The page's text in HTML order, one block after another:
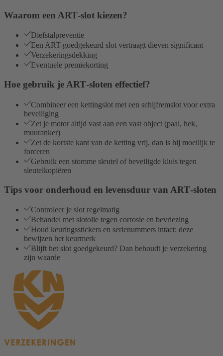
Waarom een ART‑slot kiezen?
Diefstalpreventie
Een ART-goedgekeurd slot vertraagt dieven significant
Verzekeringsdekking
Eventuele premiekorting
Hoe gebruik je ART‑sloten effectief?
Combineer een kettingslot met een schijfremslot voor extra
beveiliging
Zet je motor altijd vast aan een vast object (paal, hek,
muuranker)
Zet de kortste kant van de ketting vrij, dan is hij moeilijk te
forceren
Gebruik een stomme sleutel of beveiligde kluis tegen
sleutelkopiëren
Tips voor onderhoud en levensduur van ART‑sloten
Controleer je slot regelmatig
Behandel met slotolie tegen corrosie en bevriezing
Houd keuringsstickers en serienummers intact: deze
bewijzen het keurmerk
Blijft het slot goedgekeurd? Dan behoudt je verzekering
zijn waarde